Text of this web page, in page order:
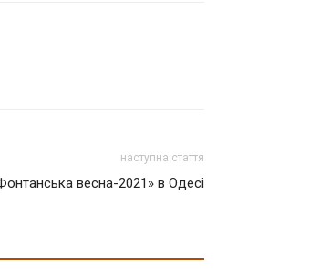
наступна стаття
весна-2021» в Одесі